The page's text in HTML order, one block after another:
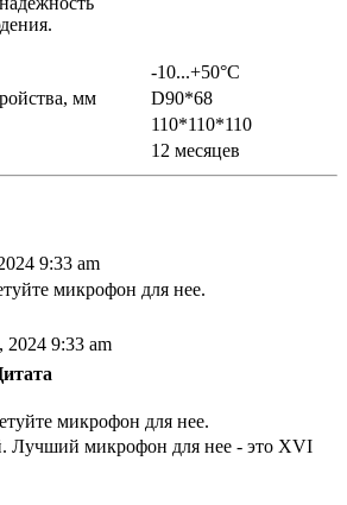
-10...+50°С
мм
D90*68
110*110*110
12 месяцев
9:33 am
микрофон для нее.
2024 9:33 am
микрофон для нее.
Лучший микрофон для нее - это XVI